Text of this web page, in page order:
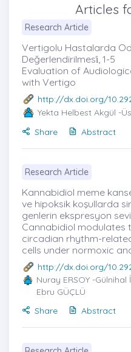
Articles
Research Article
Vertigolu Hastalarda
Değerlendirilmesi̇, 1-5
Evaluation of
with Vertigo
http://dx.doi.org/
Yekta Helbest Akgül -
Share
Abstract
Research Article
Kannabidiol meme
ve hipoksik koşullarda
genlerin ekspresyon
Cannabidiol modulates
circadian rhythm-
cells under normoxic
http://dx.doi.org/
Nuray ERSOY-Gülnihal
Ebru GÜÇLÜ
Share
Abstract